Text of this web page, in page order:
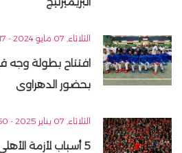
الثلاثاء, 07 مايو 2024 - 04:17 م
افتتاح بطولة وجه
بحضور الدهراوى
الثلاثاء, 07 يناير 2025 - 05:50 م
5 أسباب لأزمة